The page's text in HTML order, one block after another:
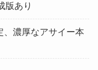
版あり
、濃厚なアサイー本